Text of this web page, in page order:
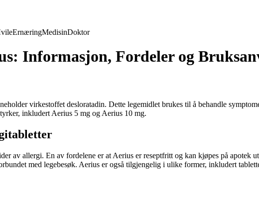
ErnæringMedisinDoktor
Informasjon, Fordeler og
virkestoffet desloratadin. Dette legemidlet brukes til å behandle
inkludert Aerius 5 mg og Aerius 10 mg.
av allergi. En av fordelene er at Aerius er reseptfritt og kan kjøpes på apotek
med legebesøk. Aerius er også tilgjengelig i ulike former, inkludert